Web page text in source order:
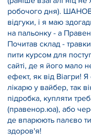
робочого дня).
відгуки, і я маю
на пальонку - а
Почитав склад -
пити курсом для
сайті, де я його мало
ефект, як від Віагри!
лікарю у вайбер, так
підробка, купляти
(правенор.юа), або
де впарюють палєво
здоров'я!